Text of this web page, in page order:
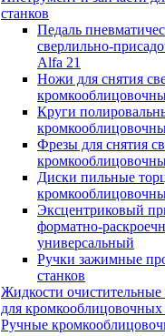
станков
Педаль
сверлильно-
Alfa 21
Ножи для снятия
Круги
Фрезы для снятия
Диски пильные
Эксцентриковый
форматно-
универсальный
Ручки зажимные
станков
Жидкости очистительные
для кромкооблицовочных
Ручные